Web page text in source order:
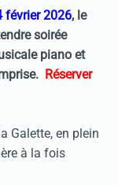
février 2026, le
soirée
piano et
Réserver
Galette, en plein
à la fois